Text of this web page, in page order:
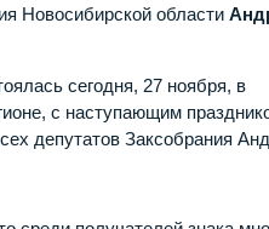
Новосибирской области
сегодня, 27 ноября, в
с наступающим
депутатов Заксобрания